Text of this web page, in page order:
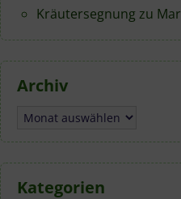
Kräutersegnung zu
Archiv
Archiv
Kategorien